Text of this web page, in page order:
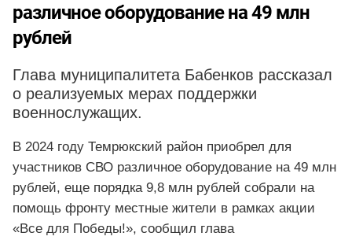
различное оборудование на 49 млн
рублей
Глава муниципалитета Бабенков рассказал
о реализуемых мерах поддержки
военнослужащих.
В 2024 году Темрюкский район приобрел для
участников СВО различное оборудование на 49 млн
рублей, еще порядка 9,8 млн рублей собрали на
помощь фронту местные жители в рамках акции
«Все для Победы!», сообщил глава